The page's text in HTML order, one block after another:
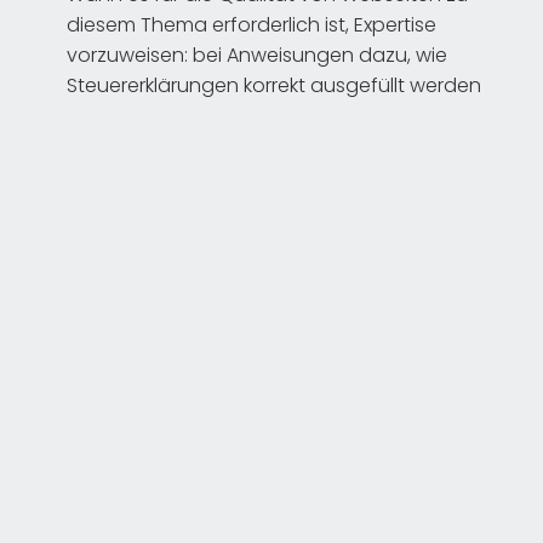
diesem Thema erforderlich ist, Expertise
vorzuweisen: bei Anweisungen dazu, wie
Steuererklärungen korrekt ausgefüllt werden